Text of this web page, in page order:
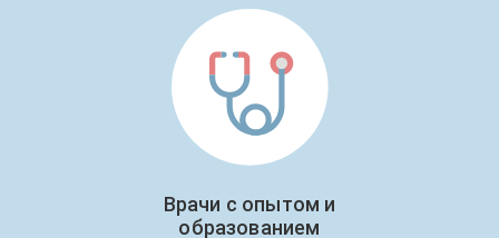
Врачи с опытом и
образованием